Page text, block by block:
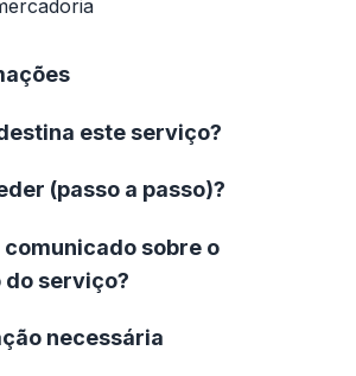
este serviço?
(passo a passo)?
comunicado sobre o
serviço?
necessária